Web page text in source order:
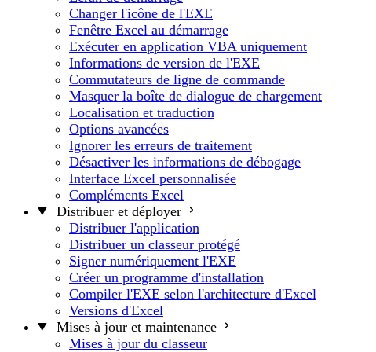
Changer l'icône de l'EXE
Fenêtre Excel au démarrage
Exécuter en application VBA uniquement
Informations de version de l'EXE
Commutateurs de ligne de commande
Masquer la boîte de dialogue de chargement
Localisation et traduction
Options avancées
Ignorer les erreurs de traitement
Désactiver les informations de débogage
Interface Excel personnalisée
Compléments Excel
Distribuer et déployer
Distribuer l'application
Distribuer un classeur protégé
Signer numériquement l'EXE
Créer un programme d'installation
Compiler l'EXE selon l'architecture d'Excel
Versions d'Excel
Mises à jour et maintenance
Mises à jour du classeur